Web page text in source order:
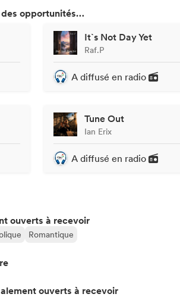
opportunités…
It`s Not Day Yet
Raf.P
A diffusé en radio
Tune Out
Ian Erix
A diffusé en radio
ouverts à recevoir
Romantique
ouverts à recevoir